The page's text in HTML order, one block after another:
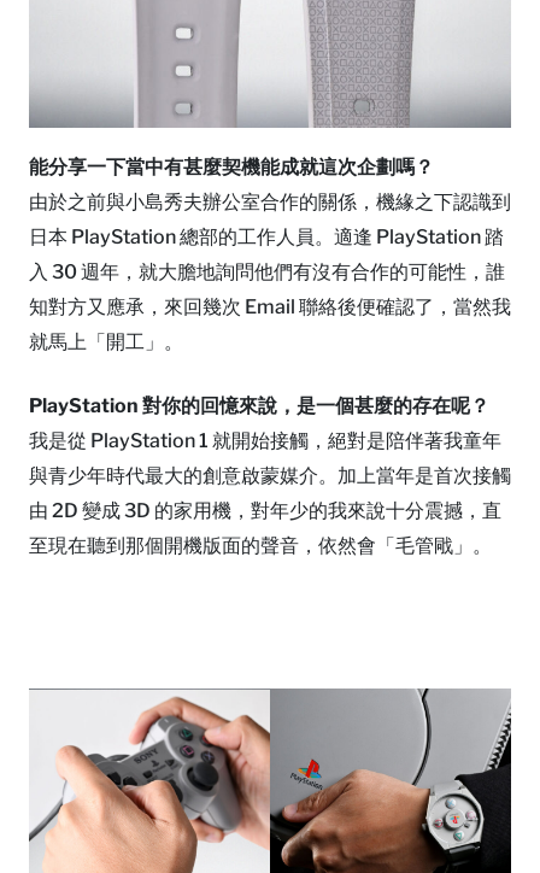
能分享一下當中有甚麼契機能成就這次企劃嗎？
由於之前與小島秀夫辦公室合作的關係，機緣之下認識到
日本 PlayStation 總部的工作人員。適逢 PlayStation 踏
入 30 週年，就大膽地詢問他們有沒有合作的可能性，誰
知對方又應承，來回幾次 Email 聯絡後便確認了，當然我
就馬上「開工」。
PlayStation 對你的回憶來說，是一個甚麼的存在呢？
我是從 PlayStation 1 就開始接觸，絕對是陪伴著我童年
與青少年時代最大的創意啟蒙媒介。加上當年是首次接觸
由 2D 變成 3D 的家用機，對年少的我來說十分震撼，直
至現在聽到那個開機版面的聲音，依然會「毛管戙」。